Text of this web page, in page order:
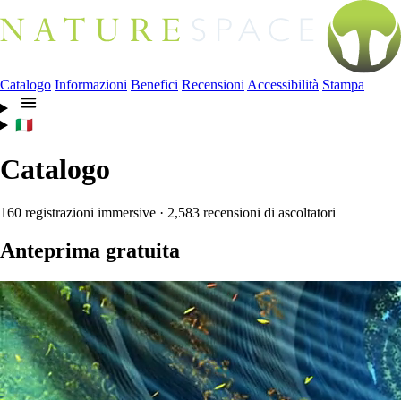
Catalogo Informazioni Benefici Recensioni Accessibilità Stampa
🇮🇹
Catalogo
160 registrazioni immersive · 2,583 recensioni di ascoltatori
Anteprima gratuita